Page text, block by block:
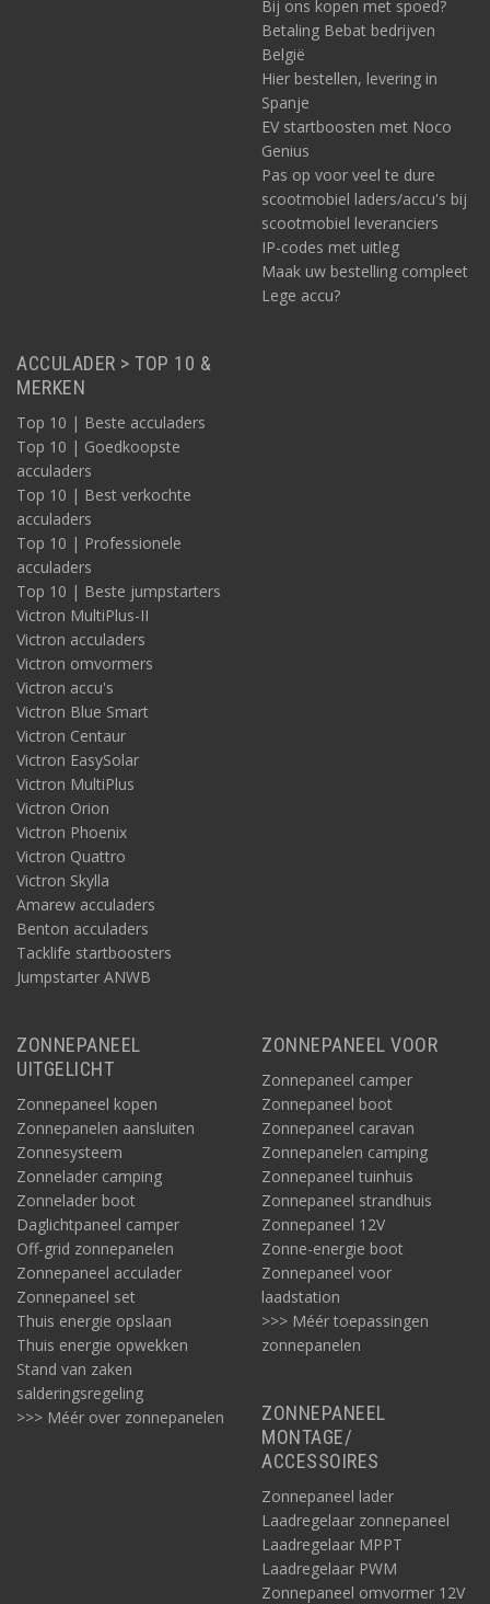
Bij ons kopen met spoed?
Betaling Bebat bedrijven
België
Hier bestellen, levering in
Spanje
EV startboosten met Noco
Genius
Pas op voor veel te dure
scootmobiel laders/accu's bij
scootmobiel leveranciers
IP-codes met uitleg
Maak uw bestelling compleet
Lege accu?
ACCULADER > TOP 10 &
MERKEN
Top 10 | Beste acculaders
Top 10 | Goedkoopste
acculaders
Top 10 | Best verkochte
acculaders
Top 10 | Professionele
acculaders
Top 10 | Beste jumpstarters
Victron MultiPlus-II
Victron acculaders
Victron omvormers
Victron accu's
Victron Blue Smart
Victron Centaur
Victron EasySolar
Victron MultiPlus
Victron Orion
Victron Phoenix
Victron Quattro
Victron Skylla
Amarew acculaders
Benton acculaders
Tacklife startboosters
Jumpstarter ANWB
ZONNEPANEEL
UITGELICHT
Zonnepaneel kopen
Zonnepanelen aansluiten
Zonnesysteem
Zonnelader camping
Zonnelader boot
Daglichtpaneel camper
Off-grid zonnepanelen
Zonnepaneel acculader
Zonnepaneel set
Thuis energie opslaan
Thuis energie opwekken
Stand van zaken
salderingsregeling
>>> Méér over zonnepanelen
ZONNEPANEEL VOOR
Zonnepaneel camper
Zonnepaneel boot
Zonnepaneel caravan
Zonnepanelen camping
Zonnepaneel tuinhuis
Zonnepaneel strandhuis
Zonnepaneel 12V
Zonne-energie boot
Zonnepaneel voor
laadstation
>>> Méér toepassingen
zonnepanelen
ZONNEPANEEL
MONTAGE/
ACCESSOIRES
Zonnepaneel lader
Laadregelaar zonnepaneel
Laadregelaar MPPT
Laadregelaar PWM
Zonnepaneel omvormer 12V